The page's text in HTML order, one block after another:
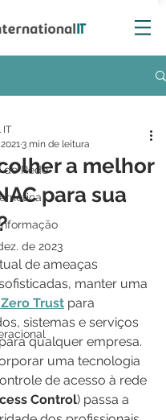
de Rede
a melhor
para sua
IT
3 min de leitura
de 2023
de ameaças
manter uma
Zero Trust para
sistemas e serviços
qualquer empresa.
uma tecnologia
de acesso à rede
Control) passa a